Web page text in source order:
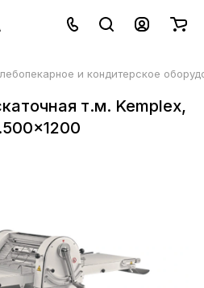
и кондитерское
т.м. Kemplex,